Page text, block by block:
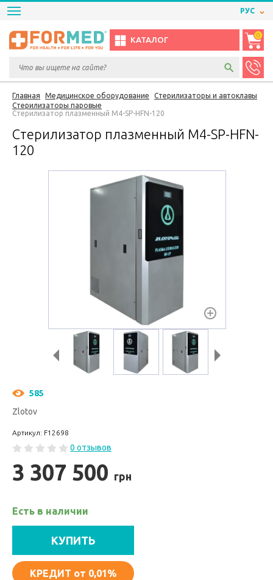
РУС
КАТАЛОГ
0
Главная Медицинское оборудование
Стерилизаторы и автоклавы
Стерилизаторы паровые
Стерилизатор плазменный M4-SP-HFN-120
Стерилизатор плазменный M4-SP-HFN-
120
585
Zlotov
Артикул: F12698
0 отзывов
3 307 500 грн
Есть в наличии
КУПИТЬ
КРЕДИТ от 0,01%